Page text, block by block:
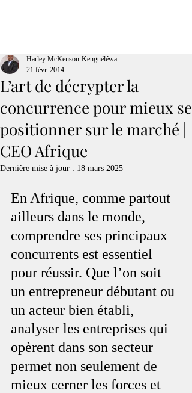
L’art de décrypter la
concurrence pour mieux se
positionner sur le marché |
CEO Afrique
Harley McKenson-Kenguéléwa
21 févr. 2014
Dernière mise à jour : 18 mars 2025
En Afrique, comme partout
ailleurs dans le monde,
comprendre ses principaux
concurrents est essentiel
pour réussir. Que l’on soit
un entrepreneur débutant ou
un acteur bien établi,
analyser les entreprises qui
opèrent dans son secteur
permet non seulement de
mieux cerner les forces et